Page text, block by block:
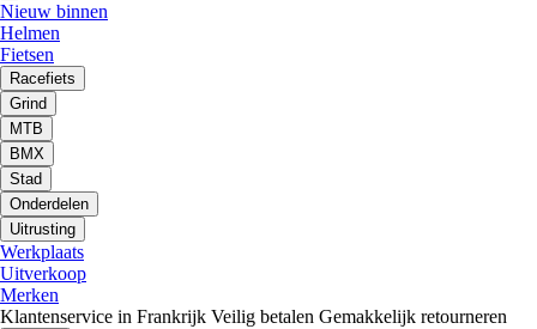
Nieuw binnen
Helmen
Fietsen
Racefiets
Grind
MTB
BMX
Stad
Onderdelen
Uitrusting
Werkplaats
Uitverkoop
Merken
Klantenservice in Frankrijk Veilig betalen Gemakkelijk retourneren